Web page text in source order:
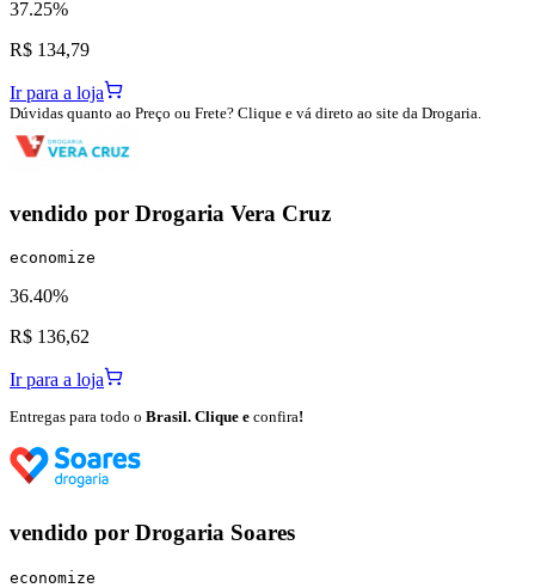
37.25%
R$ 134,79
Ir para a loja
Dúvidas quanto ao Preço ou Frete? Clique e vá direto ao site da Drogaria.
vendido por Drogaria Vera Cruz
economize
36.40%
R$ 136,62
Ir para a loja
Entregas para todo o Brasil. Clique e confira!
vendido por Drogaria Soares
economize